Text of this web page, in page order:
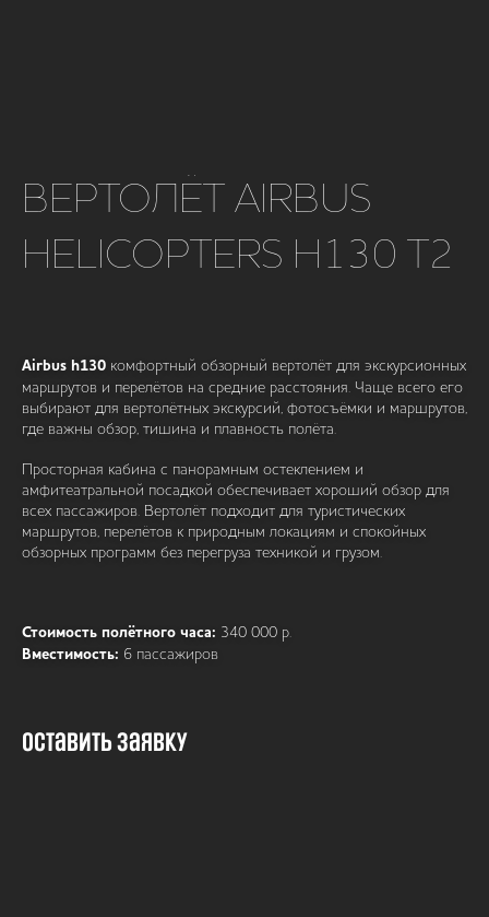
ВЕРТОЛЁТ AIRBUS
HELICOPTERS H130 T2
Airbus h130 комфортный обзорный вертолёт для экскурсионных
маршрутов и перелётов на средние расстояния. Чаще всего его
выбирают для вертолётных экскурсий, фотосъёмки и маршрутов,
где важны обзор, тишина и плавность полёта.
Просторная кабина с панорамным остеклением и
амфитеатральной посадкой обеспечивает хороший обзор для
всех пассажиров. Вертолёт подходит для туристических
маршрутов, перелётов к природным локациям и спокойных
обзорных программ без перегруза техникой и грузом.
Стоимость полётного часа: 340 000 р.
Вместимость: 6 пассажиров
Оставить заявку